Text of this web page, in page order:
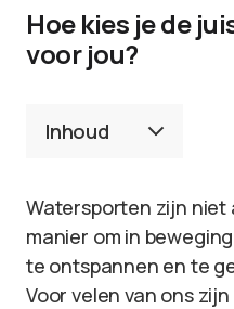
Hoe kies je de
voor jou?
Inhoud
Watersporten zijn niet
manier om in
te ontspannen en te
Voor velen van ons